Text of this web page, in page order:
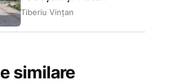
Tiberiu Vințan
similare